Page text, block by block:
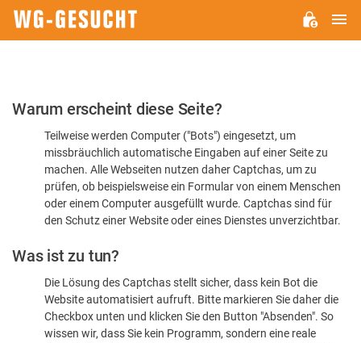
Bitte
dass
sind
Warum erscheint diese Seite?
Teilweise werden Computer ("Bots") eingesetzt, um
missbräuchlich automatische Eingaben auf einer Seite zu
machen. Alle Webseiten nutzen daher Captchas, um zu
prüfen, ob beispielsweise ein Formular von einem Menschen
oder einem Computer ausgefüllt wurde. Captchas sind für
den Schutz einer Website oder eines Dienstes unverzichtbar.
Was ist zu tun?
Die Lösung des Captchas stellt sicher, dass kein Bot die
Website automatisiert aufruft. Bitte markieren Sie daher die
Checkbox unten und klicken Sie den Button "Absenden". So
wissen wir, dass Sie kein Programm, sondern eine reale